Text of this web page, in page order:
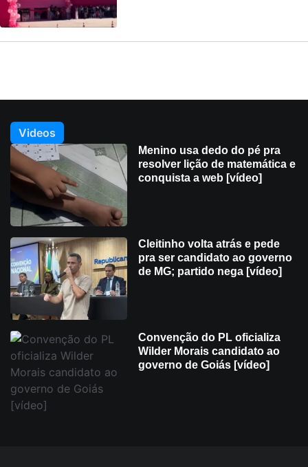
Videos
Menino usa dedo do pé pra
resolver lição de matemática e
conquista a web [vídeo]
Cleitinho volta atrás e pede
pra ser candidato ao governo
de MG; partido nega [vídeo]
Convenção do PL oficializa
Wilder Morais candidato ao
governo de Goiás [vídeo]